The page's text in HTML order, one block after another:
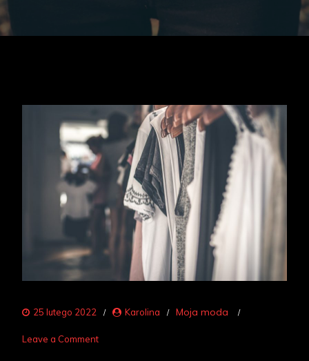
25 lutego 2022 Karolina Moja moda
Leave a Commenton